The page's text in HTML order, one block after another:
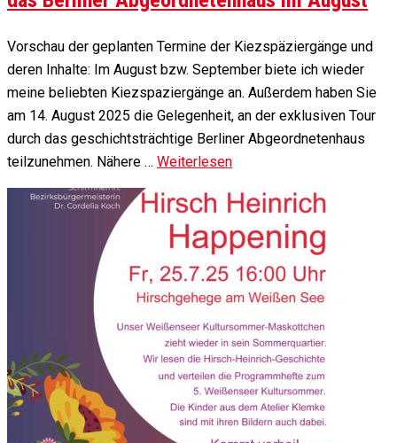
Vorschau der geplanten Termine der Kiezspäziergänge und
deren Inhalte: Im August bzw. September biete ich wieder
meine beliebten Kiezspaziergänge an. Außerdem haben Sie
am 14. August 2025 die Gelegenheit, an der exklusiven Tour
durch das geschichtsträchtige Berliner Abgeordnetenhaus
teilzunehmen. Nähere … Weiterlesen